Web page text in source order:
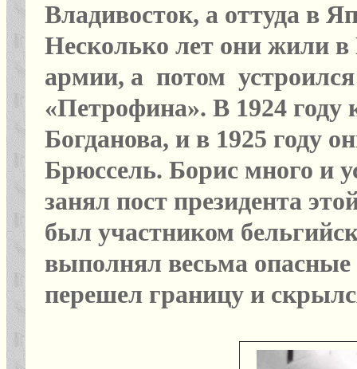
Владивосток, а оттуда в
Несколько лет они жили
армии, а потом
«Петрофина». В 1924 году
Богданова, и в 1925 году
Брюссель. Борис много и
занял пост президента
был участником
выполнял весьма опасные
перешел границу и